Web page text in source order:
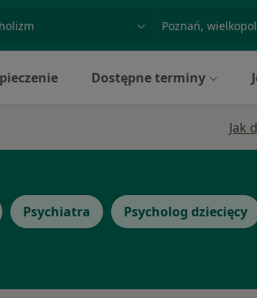
miasto lub
Dostępne terminy
Jak
Psychiatra Psycholog dziecięcy